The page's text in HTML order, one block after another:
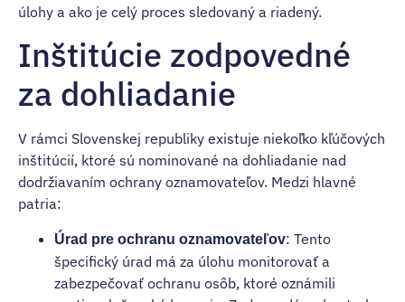
úlohy a ako je celý proces sledovaný a riadený.
Inštitúcie zodpovedné
za dohliadanie
V rámci Slovenskej republiky existuje niekoľko kľúčových
inštitúcií, ktoré sú nominované na dohliadanie nad
dodržiavaním ochrany oznamovateľov. Medzi hlavné
patria:
Úrad pre ochranu oznamovateľov: Tento
špecifický úrad má za úlohu monitorovať a
zabezpečovať ochranu osôb, ktoré oznámili